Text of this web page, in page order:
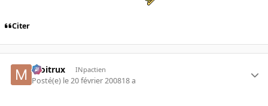
Citer
moitrux INpactien
Posté(e) le 20 février 200818 a